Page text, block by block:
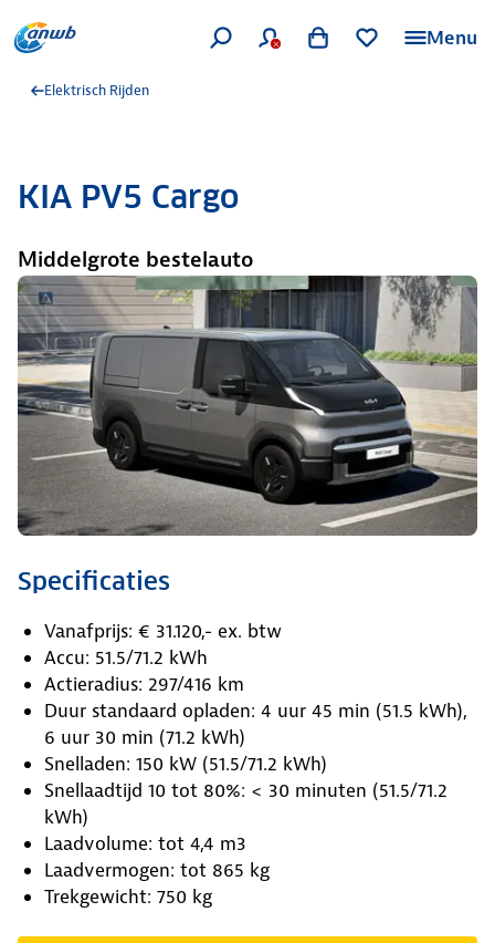
Menu
Elektrisch Rijden
KIA PV5 Cargo
Middelgrote bestelauto
Specificaties
Vanafprijs: € 31.120,- ex. btw
Accu: 51.5/71.2 kWh
Actieradius: 297/416 km
Duur standaard opladen: 4 uur 45 min (51.5 kWh),
6 uur 30 min (71.2 kWh)
Snelladen: 150 kW (51.5/71.2 kWh)
Snellaadtijd 10 tot 80%: < 30 minuten (51.5/71.2
kWh)
Laadvolume: tot 4,4 m3
Laadvermogen: tot 865 kg
Trekgewicht: 750 kg